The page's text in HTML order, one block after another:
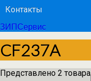
Контакты
ЗИПСервис
CF237A
Представлено 2 товара